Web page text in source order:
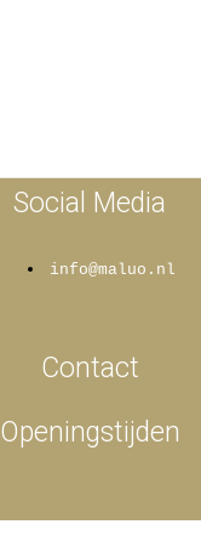
Social Media
info@maluo.nl
Contact
Openingstijden